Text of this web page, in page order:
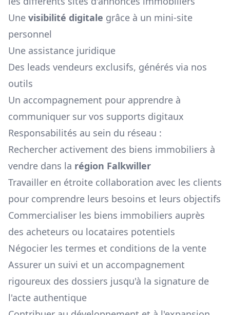
Une visibilité digitale grâce à un mini-site
personnel
Une assistance juridique
Des leads vendeurs exclusifs, générés via nos
outils
Un accompagnement pour apprendre à
communiquer sur vos supports digitaux
Responsabilités au sein du réseau :
Rechercher activement des biens immobiliers à
vendre dans la région Falkwiller
Travailler en étroite collaboration avec les clients
pour comprendre leurs besoins et leurs objectifs
Commercialiser les biens immobiliers auprès
des acheteurs ou locataires potentiels
Négocier les termes et conditions de la vente
Assurer un suivi et un accompagnement
rigoureux des dossiers jusqu'à la signature de
l'acte authentique